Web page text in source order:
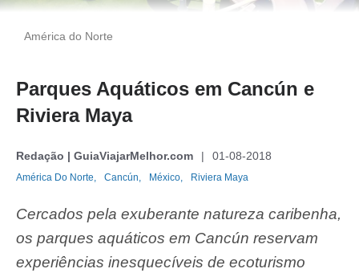
América do Norte
Parques Aquáticos em Cancún e
Riviera Maya
Redação | GuiaViajarMelhor.com 01-08-2018
América Do Norte, Cancún, México, Riviera Maya
Cercados pela exuberante natureza caribenha,
os parques aquáticos em Cancún reservam
experiências inesquecíveis de ecoturismo